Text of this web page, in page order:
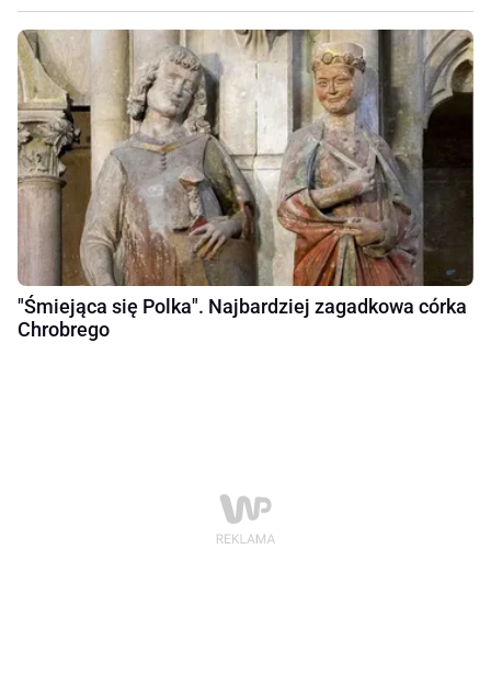
"Śmiejąca się Polka". Najbardziej zagadkowa córka
Chrobrego